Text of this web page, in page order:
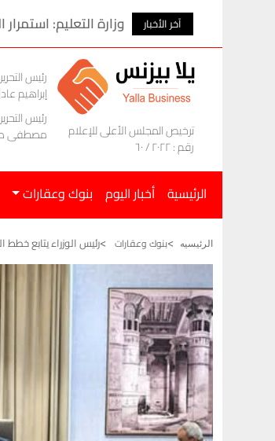
آخر الأخبار وزارة التعليم:
ترخيص المجلس الأعلى للإعلام
رقم : ٢٠٢٢ / ٦٠
رئيس التحرير
إبراهيم
رئيس
مصطفى
الرئيسية أخبار اليوم بنوك وعقارات
الرئيسيه بنوك وعقارات رئيس الوزراء يتابع